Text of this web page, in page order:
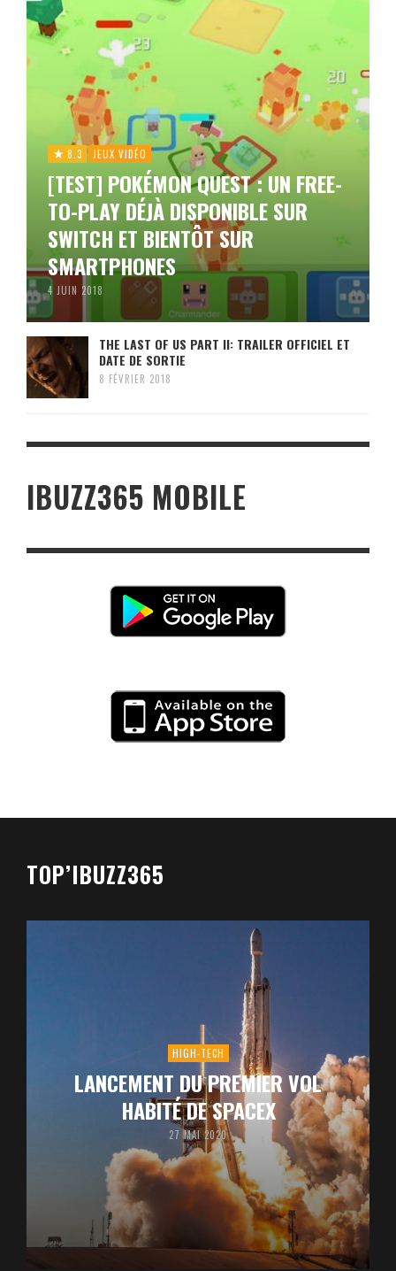
8.3 JEUX VIDÉO
[TEST] POKÉMON QUEST : UN FREE-
TO-PLAY DÉJÀ DISPONIBLE SUR
SWITCH ET BIENTÔT SUR
SMARTPHONES
4 JUIN 2018
THE LAST OF US PART II: TRAILER OFFICIEL ET
DATE DE SORTIE
8 FÉVRIER 2018
IBUZZ365 MOBILE
TOP’IBUZZ365
HIGH-TECH
LANCEMENT DU PREMIER VOL
HABITÉ DE SPACEX
27 MAI 2020